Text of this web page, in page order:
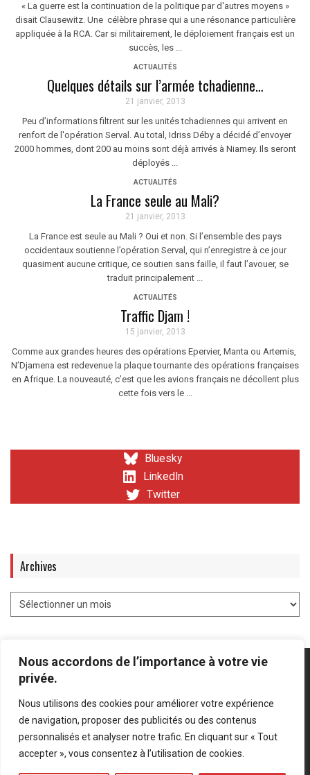
Nous accordons de l’importance à votre vie
privée.
Nous utilisons des cookies pour améliorer votre expérience
de navigation, proposer des publicités ou des contenus
personnalisés et analyser notre trafic. En cliquant sur « Tout
accepter », vous consentez à l’utilisation de cookies.
« La guerre est la continuation de la politique par d'autres moyens »
disait Clausewitz. Une célèbre phrase qui a une résonance particulière
appliquée à la RCA. Car si militairement, le déploiement français est un
succès, les ...
ACTUALITÉS
Quelques détails sur l’armée tchadienne…
21 janvier, 2013
Peu d’informations filtrent sur les unités tchadiennes qui arrivent en
renfort de l'opération Serval. Au total, Idriss Déby a décidé d’envoyer
2000 hommes, dont 200 au moins sont déjà arrivés à Niamey. Ils seront
déployés ...
ACTUALITÉS
La France seule au Mali?
21 janvier, 2013
La France est seule au Mali ? Oui et non. Si l’ensemble des pays
occidentaux soutienne l’opération Serval, qui n’enregistre à ce jour
quasiment aucune critique, ce soutien sans faille, il faut l’avouer, se
traduit principalement ...
ACTUALITÉS
Traffic Djam !
15 janvier, 2013
Comme aux grandes heures des opérations Epervier, Manta ou Artemis,
N’Djamena est redevenue la plaque tournante des opérations françaises
en Afrique. La nouveauté, c’est que les avions français ne décollent plus
cette fois vers le ...
Bluesky
LinkedIn
Twitter
Archives
Mentions légales Politique de confidentialité
Bluesky
LinkedIn
Twitter